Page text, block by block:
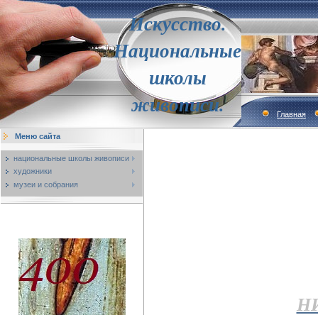
Искусство.
Национальные
школы
живописи.
Главная
Меню сайта
национальные школы живописи
художники
музеи и собрания